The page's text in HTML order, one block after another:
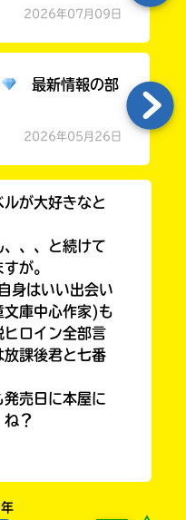
2026年07月09日
最新情報の部
2026年05月26日
が大好きなと
、、と続けて
が。
身はいい出会い
庫中心作家)も
ヒロイン全部言
放課後君と七番
売日に本屋に
ね？
み
ね